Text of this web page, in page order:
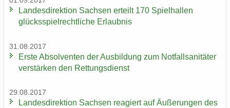
Lan­des­di­rek­ti­on Sach­sen er­teilt 170 Spiel­hal­len
glücks­spiel­recht­li­che Er­laub­nis
31.08.2017
Erste Ab­sol­ven­ten der Aus­bil­dung zum Not­fall­sa­ni­tä­ter
ver­stär­ken den Ret­tungs­dienst
29.08.2017
Lan­des­di­rek­ti­on Sach­sen re­agiert auf Äu­ße­run­gen des